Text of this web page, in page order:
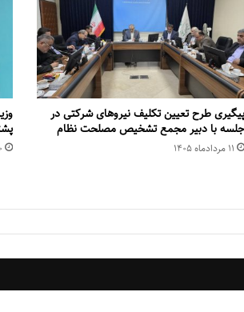
پیگیری طرح تعیین تکلیف نیروهای شرکتی در
جلسه با دبیر مجمع تشخیص مصلحت نظام
۱۱ مرداد‌ماه ۱۴۰۵ ۱۰